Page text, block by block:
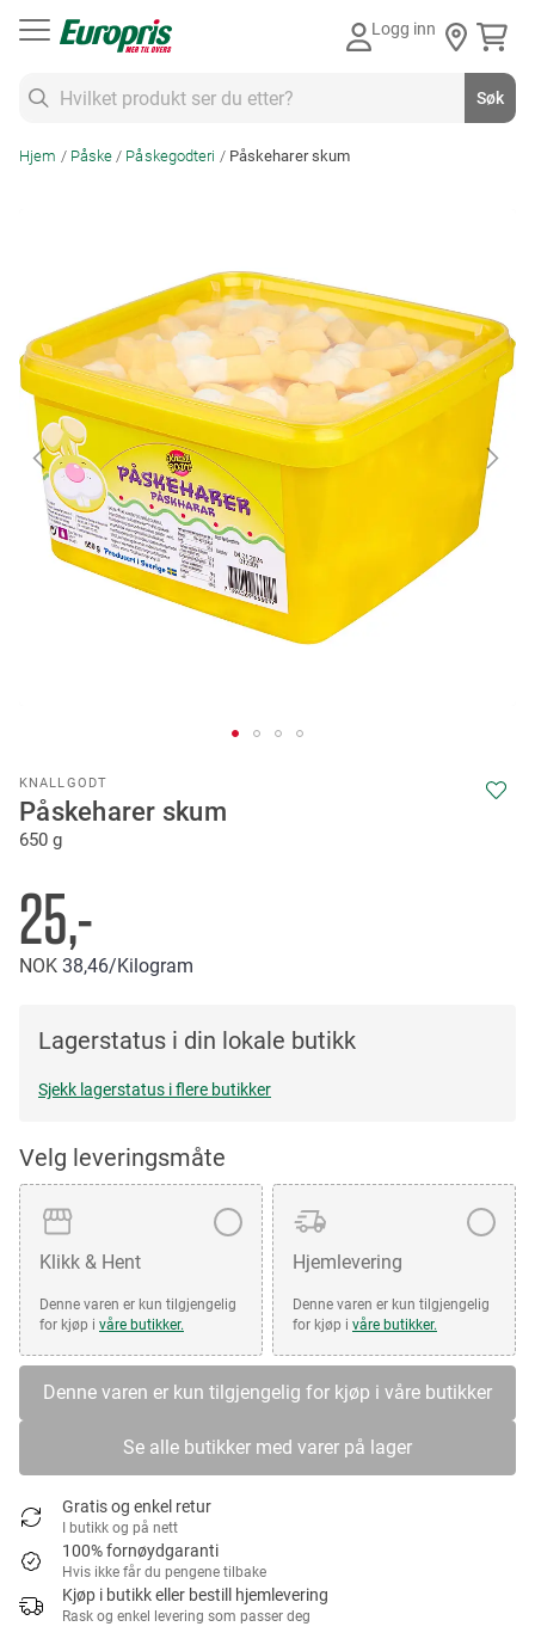
Logg inn
Søk
Hjem Påske Påskegodteri Påskeharer skum
KNALLGODT
Påskeharer skum
650 g
25,-
NOK 38 46/Kilogram
Lagerstatus i din lokale butikk
Sjekk lagerstatus i flere butikker
Velg leveringsmåte
Klikk & Hent
Denne varen er kun tilgjengelig
for kjøp i våre butikker.
Hjemlevering
Denne varen er kun tilgjengelig
for kjøp i våre butikker.
Denne varen er kun tilgjengelig for kjøp i våre butikker
Se alle butikker med varer på lager
Gratis og enkel retur
I butikk og på nett
100% fornøydgaranti
Hvis ikke får du pengene tilbake
Kjøp i butikk eller bestill hjemlevering
Rask og enkel levering som passer deg
the
images
gallery
to
the
beginning
the
images
gallery